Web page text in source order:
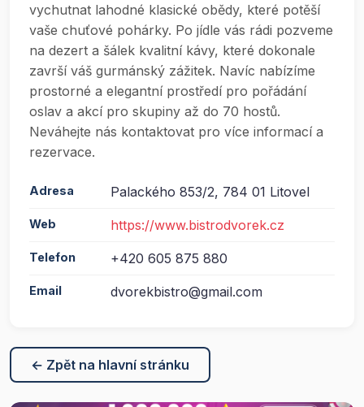
vychutnat lahodné klasické obědy, které potěší
vaše chuťové pohárky. Po jídle vás rádi pozveme
na dezert a šálek kvalitní kávy, které dokonale
završí váš gurmánský zážitek. Navíc nabízíme
prostorné a elegantní prostředí pro pořádání
oslav a akcí pro skupiny až do 70 hostů.
Neváhejte nás kontaktovat pro více informací a
rezervace.
Adresa Palackého 853/2, 784 01 Litovel
Web https://www.bistrodvorek.cz
Telefon +420 605 875 880
Email dvorekbistro@gmail.com
← Zpět na hlavní stránku